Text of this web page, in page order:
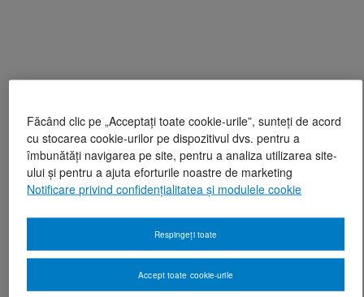
Făcând clic pe „Acceptați toate cookie-urile”, sunteți de acord
cu stocarea cookie-urilor pe dispozitivul dvs. pentru a
îmbunătăți navigarea pe site, pentru a analiza utilizarea site-
ului și pentru a ajuta eforturile noastre de marketing
Notificare privind confidențialitatea și modulele cookie
Respingeți toate
Accept toate cookie-urile